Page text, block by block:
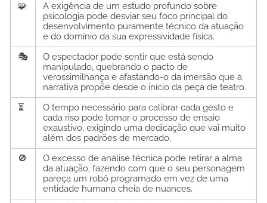
🧩
A exigência de um estudo profundo sobre
psicologia pode desviar seu foco principal do
desenvolvimento puramente técnico da atuação
e do domínio da sua expressividade física.
🎭
O espectador pode sentir que está sendo
manipulado, quebrando o pacto de
verossimilhança e afastando-o da imersão que a
narrativa propõe desde o início da peça de teatro.
⏳
O tempo necessário para calibrar cada gesto e
cada riso pode tornar o processo de ensaio
exaustivo, exigindo uma dedicação que vai muito
além dos padrões de mercado.
🚫
O excesso de análise técnica pode retirar a alma
da atuação, fazendo com que o seu personagem
pareça um robô programado em vez de uma
entidade humana cheia de nuances.